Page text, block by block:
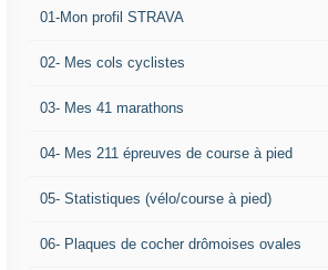
01-Mon profil STRAVA
02- Mes cols cyclistes
03- Mes 41 marathons
04- Mes 211 épreuves de course à pied
05- Statistiques (vélo/course à pied)
06- Plaques de cocher drômoises ovales